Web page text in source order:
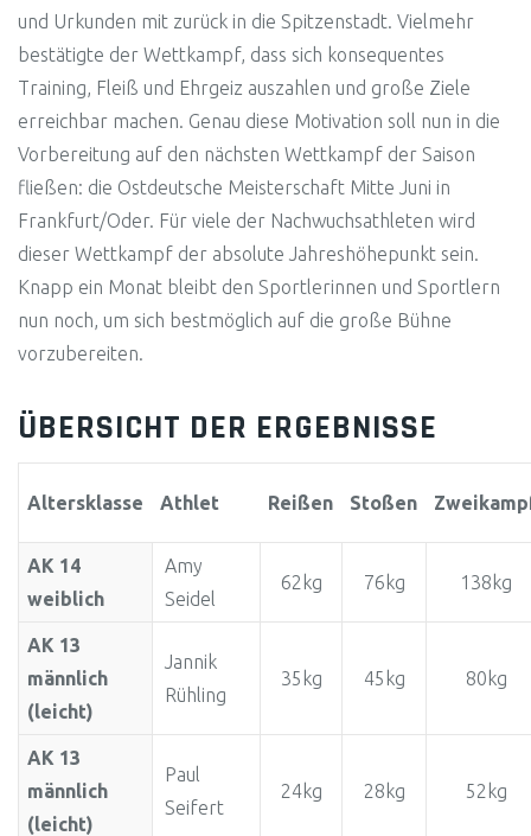
und Urkunden mit zurück in die Spitzenstadt. Vielmehr
bestätigte der Wettkampf, dass sich konsequentes
Training, Fleiß und Ehrgeiz auszahlen und große Ziele
erreichbar machen. Genau diese Motivation soll nun in die
Vorbereitung auf den nächsten Wettkampf der Saison
fließen: die Ostdeutsche Meisterschaft Mitte Juni in
Frankfurt/Oder. Für viele der Nachwuchsathleten wird
dieser Wettkampf der absolute Jahreshöhepunkt sein.
Knapp ein Monat bleibt den Sportlerinnen und Sportlern
nun noch, um sich bestmöglich auf die große Bühne
vorzubereiten.
ÜBERSICHT DER ERGEBNISSE
Altersklasse Athlet Reißen Stoßen
AK 14
weiblich
Amy
Seidel
62kg 76kg 138kg
AK 13
männlich
(leicht)
Jannik
Rühling
35kg 45kg 80kg
AK 13
männlich
(leicht)
Paul
Seifert
24kg 28kg 52kg